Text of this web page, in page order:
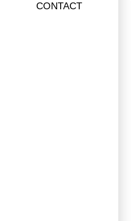
CONTACT